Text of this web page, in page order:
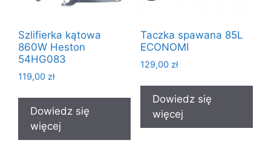
Szlifierka kątowa
860W Heston
54HG083
119,00 zł
Dowiedz się
więcej
Taczka spawana 85L
ECONOMI
129,00 zł
Dowiedz się
więcej